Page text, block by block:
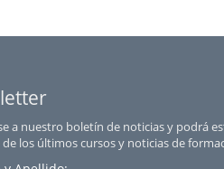
a nuestro boletín de noticias y podrá
los últimos cursos y noticias de